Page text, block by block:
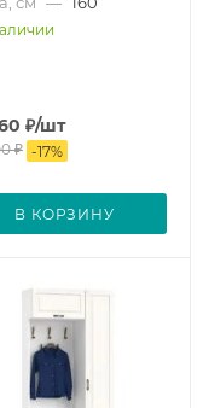
₽/шт
₽ -17%
В КОРЗИНУ